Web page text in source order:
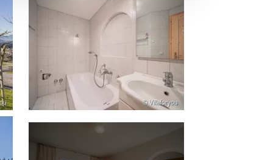
© Villaforyou